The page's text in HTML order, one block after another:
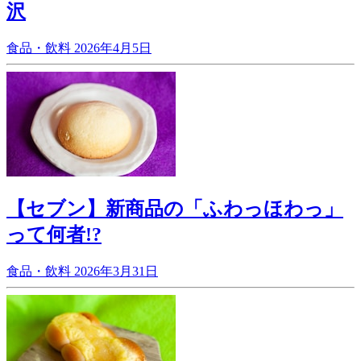
沢
食品・飲料 2026年4月5日
【セブン】新商品の「ふわっほわっ」
って何者!?
食品・飲料 2026年3月31日